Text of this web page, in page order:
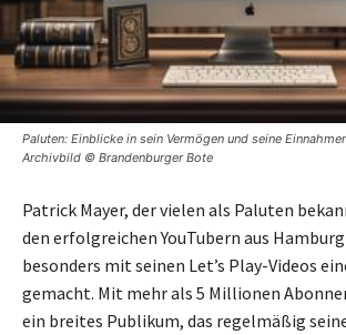
Paluten: Einblicke in sein Vermögen und seine
Archivbild © Brandenburger Bote
Patrick Mayer, der vielen als Paluten
den erfolgreichen YouTubern aus
besonders mit seinen Let’s Play-Videos
gemacht. Mit mehr als 5 Millionen
ein breites Publikum, das regelmäßig